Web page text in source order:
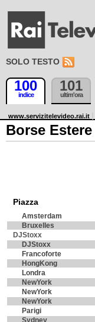
SOLO TESTO
100
indice
101
ultim'ora
www.servizitelevideo.rai.it
Borse Estere
Piazza
Amsterdam
Bruxelles
DJStoxx
DJStoxx
Francoforte
HongKong
Londra
NewYork
NewYork
NewYork
Parigi
Sydney